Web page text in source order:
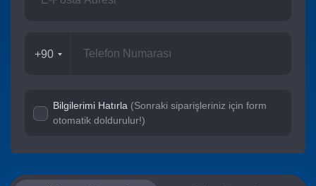
+90
Bilgilerimi Hatırla (Sonraki siparişleriniz için form
otomatik doldurulur!)